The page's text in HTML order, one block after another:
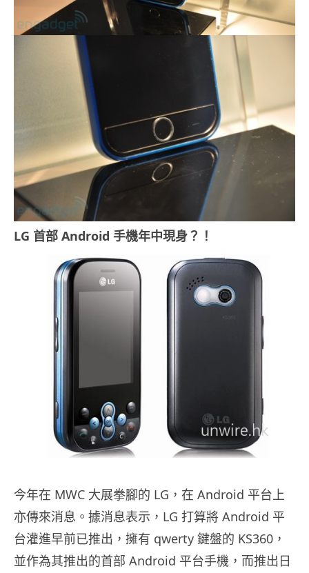
LG 首部 Android 手機年中現身？！
今年在 MWC 大展拳腳的 LG，在 Android 平台上
亦傳來消息。據消息表示，LG 打算將 Android 平
台灌進早前已推出，擁有 qwerty 鍵盤的 KS360，
並作為其推出的首部 Android 平台手機，而推出日